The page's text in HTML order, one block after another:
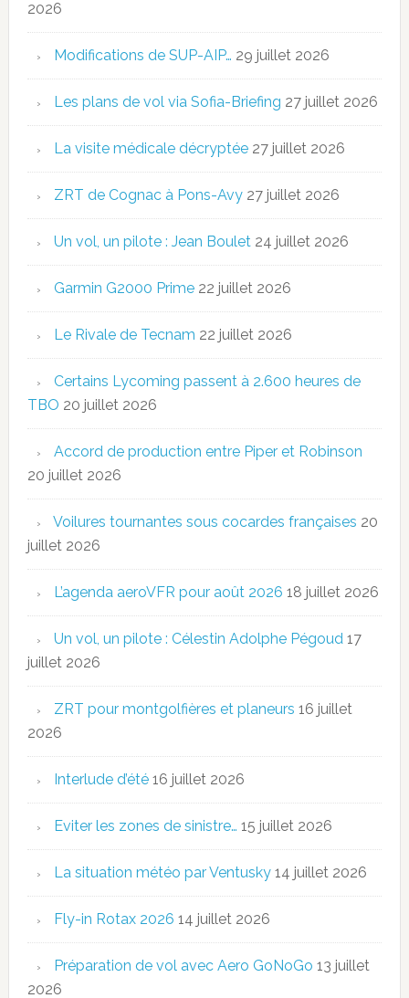
2026
Modifications de SUP-AIP… 29 juillet 2026
Les plans de vol via Sofia-Briefing 27 juillet 2026
La visite médicale décryptée 27 juillet 2026
ZRT de Cognac à Pons-Avy 27 juillet 2026
Un vol, un pilote : Jean Boulet 24 juillet 2026
Garmin G2000 Prime 22 juillet 2026
Le Rivale de Tecnam 22 juillet 2026
Certains Lycoming passent à 2.600 heures de
TBO 20 juillet 2026
Accord de production entre Piper et Robinson
20 juillet 2026
Voilures tournantes sous cocardes françaises 20
juillet 2026
L’agenda aeroVFR pour août 2026 18 juillet 2026
Un vol, un pilote : Célestin Adolphe Pégoud 17
juillet 2026
ZRT pour montgolfières et planeurs 16 juillet
2026
Interlude d’été 16 juillet 2026
Eviter les zones de sinistre… 15 juillet 2026
La situation météo par Ventusky 14 juillet 2026
Fly-in Rotax 2026 14 juillet 2026
Préparation de vol avec Aero GoNoGo 13 juillet
2026